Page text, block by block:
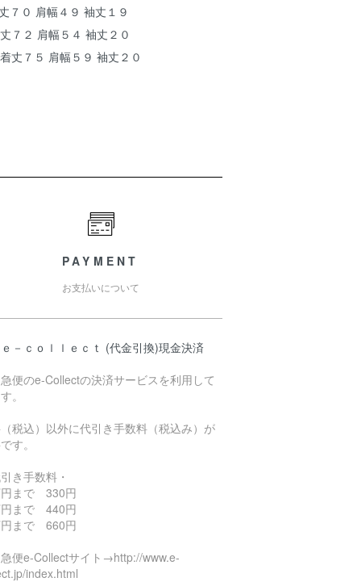
７０ 肩幅４９ 袖丈１９
７２ 肩幅５４ 袖丈２０
丈７５ 肩幅５９ 袖丈２０
PAYMENT
お支払いについて
－ｃｏｌｌｅｃｔ (代金引換)現金決済
便のe-Collectの決済サービスを利用して
。
税込）以外に代引き手数料（税込み）が
す。
引き手数料・
まで 330円
円まで 440円
まで 660円
便e-Collectサイト→http://www.e-
index.html